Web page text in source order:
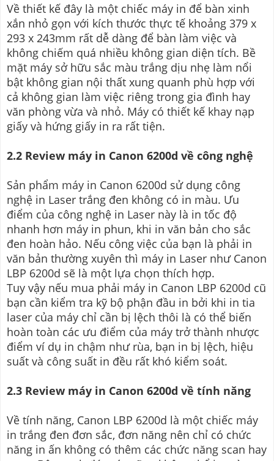
Về thiết kế đây là một chiếc máy in để bàn xinh
xắn nhỏ gọn với kích thước thực tế khoảng 379 x
293 x 243mm rất dễ dàng để bàn làm việc và
không chiếm quá nhiều không gian diện tích. Bề
mặt máy sở hữu sắc màu trắng dịu nhẹ làm nổi
bật không gian nội thất xung quanh phù hợp với
cả không gian làm việc riêng trong gia đình hay
văn phòng vừa và nhỏ. Máy có thiết kế khay nạp
giấy và hứng giấy in ra rất tiện.
2.2 Review máy in Canon 6200d về công nghệ
Sản phẩm máy in Canon 6200d sử dụng công
nghệ in Laser trắng đen không có in màu. Ưu
điểm của công nghệ in Laser này là in tốc độ
nhanh hơn máy in phun, khi in văn bản cho sắc
đen hoàn hảo. Nếu công việc của bạn là phải in
văn bản thường xuyên thì máy in Laser như Canon
LBP 6200d sẽ là một lựa chọn thích hợp.
Tuy vậy nếu mua phải máy in Canon LBP 6200d cũ
bạn cần kiểm tra kỹ bộ phận đầu in bởi khi in tia
laser của máy chỉ cần bị lệch thôi là có thể biến
hoàn toàn các ưu điểm của máy trở thành nhược
điểm ví dụ in chậm như rùa, bạn in bị lệch, hiệu
suất và công suất in đều rất khó kiểm soát.
2.3 Review máy in Canon 6200d về tính năng
Về tính năng, Canon LBP 6200d là một chiếc máy
in trắng đen đơn sắc, đơn năng nên chỉ có chức
năng in ấn không có thêm các chức năng scan hay